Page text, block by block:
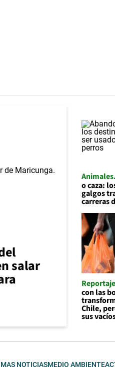
salar
Animales
o caza:
galgos
carreras
Reportaje
con las
Chile,
sus
NOTICIASMEDIO AMBIENTE